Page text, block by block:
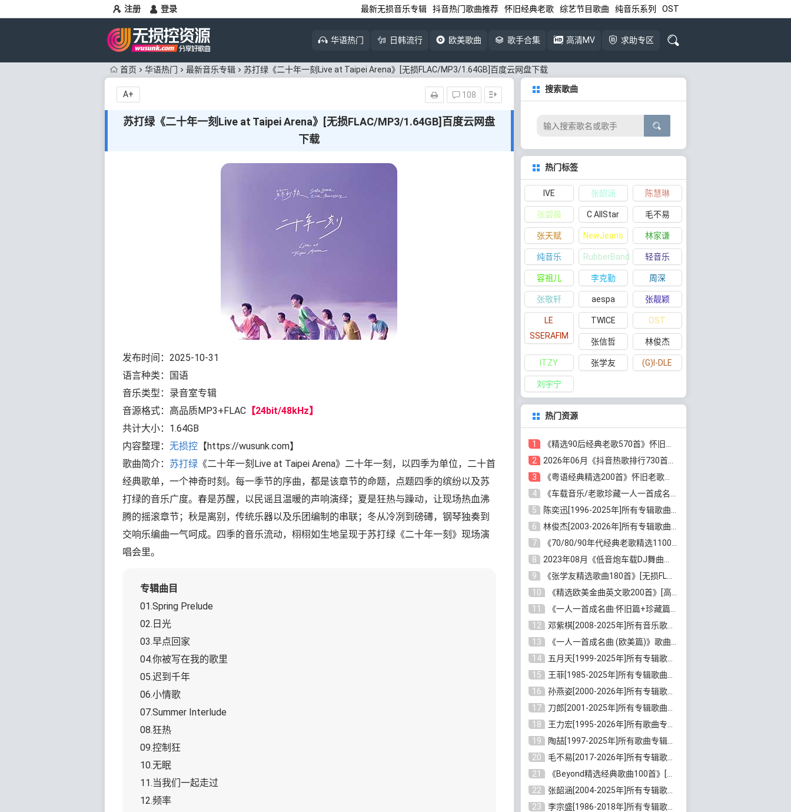
注册 登录 最新无损音乐专辑 抖音热门歌曲推荐 怀旧经典老歌 综艺节目歌曲 纯音乐系列 OST
华语热门 日韩流行 欧美歌曲 歌手合集 高清MV 求助专区
首页 华语热门 最新音乐专辑 苏打绿《二十年一刻Live at Taipei Arena》[无损FLAC/MP3/1.64GB]百度云网盘下载
苏打绿《二十年一刻Live at Taipei Arena》[无损FLAC/MP3/1.64GB]百度云网盘
下载
108
A+
发布时间：2025-10-31
语言种类：国语
音乐类型：录音室专辑
音源格式：高品质MP3+FLAC 【24bit/48kHz】
共计大小：1.64GB
内容整理： 无损控 【https://wusunk.com】
歌曲简介： 苏打绿 《二十年一刻Live at Taipei Arena》二十年一刻，以四季为单位，二十首
经典歌单，一个神奇时刻。每一季节的序曲，都是该章节的命题，点题四季的缤纷以及苏
打绿的音乐广度。春是苏醒，以民谣且温暖的声响演绎；夏是狂热与躁动，让现场热血沸
腾的摇滚章节；秋是离别，传统乐器以及乐团编制的串联；冬从冷冽到磅礡，钢琴独奏到
交响乐编曲一气呵成。四季的音乐流动，栩栩如生地呈现于苏打绿《二十年一刻》现场演
唱会里。
专辑曲目
01.Spring Prelude
02.日光
03.早点回家
04.你被写在我的歌里
05.迟到千年
06.小情歌
07.Summer Interlude
08.狂热
09.控制狂
10.无眠
11.当我们一起走过
12.频率
搜索歌曲
热门标签
IVE 张韶涵 陈慧琳
张碧晨 C AllStar 毛不易
张天赋 NewJeans 林家谦
纯音乐 RubberBand 轻音乐
容祖儿 李克勤 周深
张敬轩 aespa 张靓颖
LE
SSERAFIM
TWICE OST
张信哲 林俊杰
ITZY 张学友 (G)I-DLE
刘宇宁
热门资源
1
《精选90后经典老歌570首》怀旧歌曲合集[高品质MP3/320K/5.44GB]百度云网盘下载
2
2026年06月《抖音热歌排行730首》最火热门歌曲整理[高品质MP3/320K/5.35GB]百度云网盘下载
3
《粤语经典精选200首》怀旧老歌大全[无损FLAC/MP3/6.77GB]百度云网盘下载
4
《车载音乐/老歌珍藏一人一首成名曲12CD》[无损WAV分轨+MP3/6.79GB]百度云网盘下载
5
陈奕迅[1996-2025年]所有专辑歌曲合集[无损FLAC/MP3/48.18GB]百度云网盘下载
6
林俊杰[2003-2026年]所有专辑歌曲全集[无损FLAC/MP3/13.05GB]百度云网盘下载
7
《70/80/90年代经典老歌精选1100首》[高品质MP3/320K/10GB]百度云网盘下载
8
2023年08月《低音炮车载DJ舞曲排行360首》劲爆歌曲合集[高品质MP3/320K/2.86GB]百度云网盘下载
9
《张学友精选歌曲180首》[无损FLAC/MP3/6.26GB]百度云网盘下载
10
《精选欧美金曲英文歌200首》[高品质MP3/320K/1.81GB]百度云网盘下载
11
《一人一首成名曲·怀旧篇+珍藏篇4CD》[无损WAV/DTS+高品质MP3/6.88GB]百度云网盘下载
12
邓紫棋[2008-2025年]所有音乐歌曲合集[无损FLAC/MP3/8.99GB]百度云网盘下载
13
《一人一首成名曲 (欧美篇)》歌曲合集打包[无损WAV/MP3/6.13GB]百度云网盘下载
14
五月天[1999-2025年]所有专辑歌曲合集打包[无损FLAC/MP3/23.84GB]百度云网盘下载
15
王菲[1985-2025年]所有专辑歌曲合集[无损FLAC/WAV/APE分轨+MP3/23.06GB]百度云网盘下载
16
孙燕姿[2000-2026年]所有专辑歌曲合集[无损FLAC/MP3/9.73GB]百度云网盘下载
17
刀郎[2001-2025年]所有专辑歌曲合集打包[无损FLAC/MP3/8.91GB]百度云网盘下载
18
王力宏[1995-2026年]所有歌曲专辑合集[无损FLAC/MP3/14.41GB]百度云网盘下载
19
陶喆[1997-2025年]所有歌曲专辑合集[无损FLAC/MP3/7.75GB]百度云网盘下载
20
毛不易[2017-2026年]所有专辑歌曲合集[无损FLAC/MP3/5.72GB]百度云网盘下载
21
《Beyond精选经典歌曲100首》[无损FLAC/MP3/3.85GB]百度云网盘下载
22
张韶涵[2004-2025年]所有专辑歌曲合集 [无损MP3/FLAC/7.5GB]百度云网盘下载
23
李宗盛[1986-2018年]所有专辑歌曲合集打包[无损FLAC/MP3/8.82GB]百度云网盘下载